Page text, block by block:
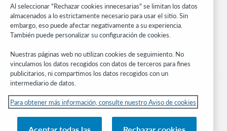
Obtenga las últimas novedades de los productos, estudios de
investigación, eventos y mucho más – directo a su bandeja de
entrada.
Suscríbase ahora
© 2026 OCLC
Al seleccionar "Rechazar cookies innecesarias" se limitan los datos
almacenados a lo estrictamente necesario para usar el sitio. Sin
embargo, eso puede afectar negativamente a su experiencia.
También puede personalizar su configuración de cookies.
Nuestras páginas web no utilizan cookies de seguimiento. No
vinculamos los datos recogidos con datos de terceros para fines
publicitarios, ni compartimos los datos recogidos con un
intermediario de datos.
Para obtener más información, consulte nuestro Aviso de cookies